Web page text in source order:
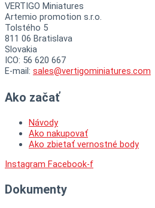
VERTIGO Miniatures
Artemio promotion s.r.o.
Tolstého 5
811 06 Bratislava
Slovakia
ICO: 56 620 667
E-mail: sales@vertigominiatures.com
Ako začať
Návody
Ako nakupovať
Ako zbietať vernostné body
Instagram Facebook-f
Dokumenty